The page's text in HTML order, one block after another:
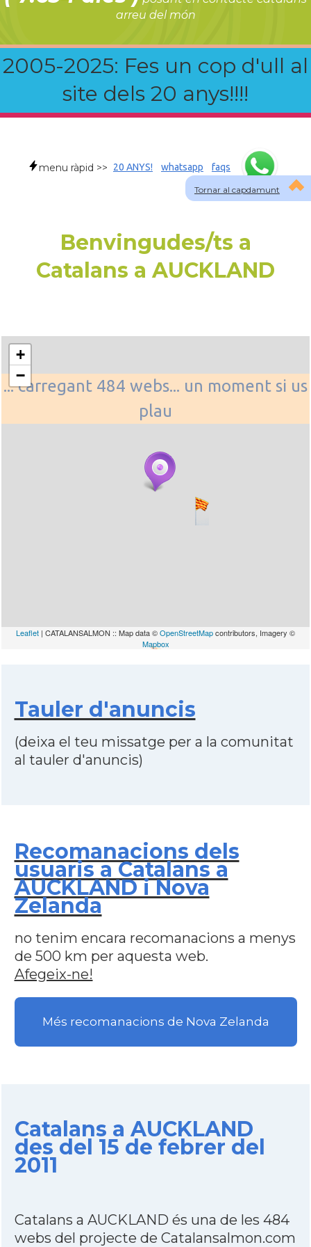
arreu del món
2005-2025: Fes un cop d'ull al
site dels 20 anys!!!!
Tornar al capdamunt
menu ràpid >> 20 ANYS! whatsapp faqs
Benvingudes/ts a
Catalans a AUCKLAND
... carregant 484 webs... un moment si us
plau
+
−
Leaflet | CATALANSALMON :: Map data ©OpenStreetMapcontributors, Imagery ©
Mapbox
Tauler d'anuncis
(deixa el teu missatge per a la comunitat
al tauler d'anuncis)
Recomanacions dels
usuaris a Catalans a
AUCKLAND i Nova
Zelanda
no tenim encara recomanacions a menys
de 500 km per aquesta web.
Afegeix-ne!
Més recomanacions de Nova Zelanda
Catalans a AUCKLAND
des del 15 de febrer del
2011
Catalans a AUCKLAND és una de les 484
webs del projecte de Catalansalmon.com